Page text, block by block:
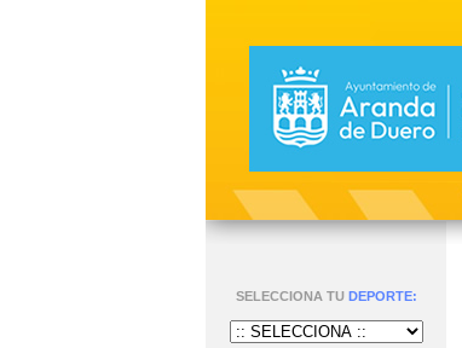
SELECCIONA TU DEPORTE: